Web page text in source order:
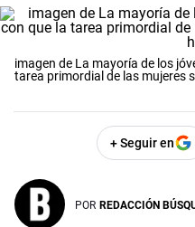
imagen de La mayoría de los
tarea primordial de las mujeres
+ Seguir en
POR REDACCIÓN